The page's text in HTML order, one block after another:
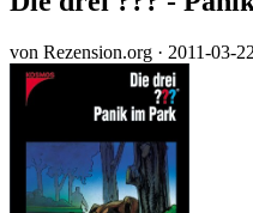
von Rezension.org · 2011-03-22